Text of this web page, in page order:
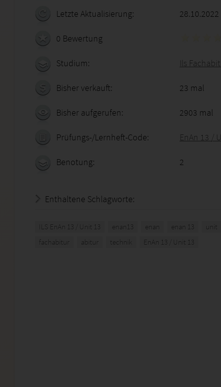
Letzte Aktualisierung: 28.10.2022
0 Bewertung
Studium: Ils
Bisher verkauft: 23 mal
Bisher aufgerufen: 2903 mal
Prüfungs-/Lernheft-Code: EnAn 13 /
Benotung: 2
Enthaltene Schlagworte:
ILS EnAn 13 / Unit 13 enan13 enan enan 13
unit
fachabitur
abitur technik EnAn 13 / Unit 13